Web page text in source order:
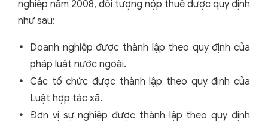
nghiệp năm 2008, đối tượng nộp thuế được quy định
như sau:
Doanh nghiệp được thành lập theo quy định của
pháp luật nước ngoài.
Các tổ chức được thành lập theo quy định của
Luật hợp tác xã.
Đơn vị sự nghiệp được thành lập theo quy định